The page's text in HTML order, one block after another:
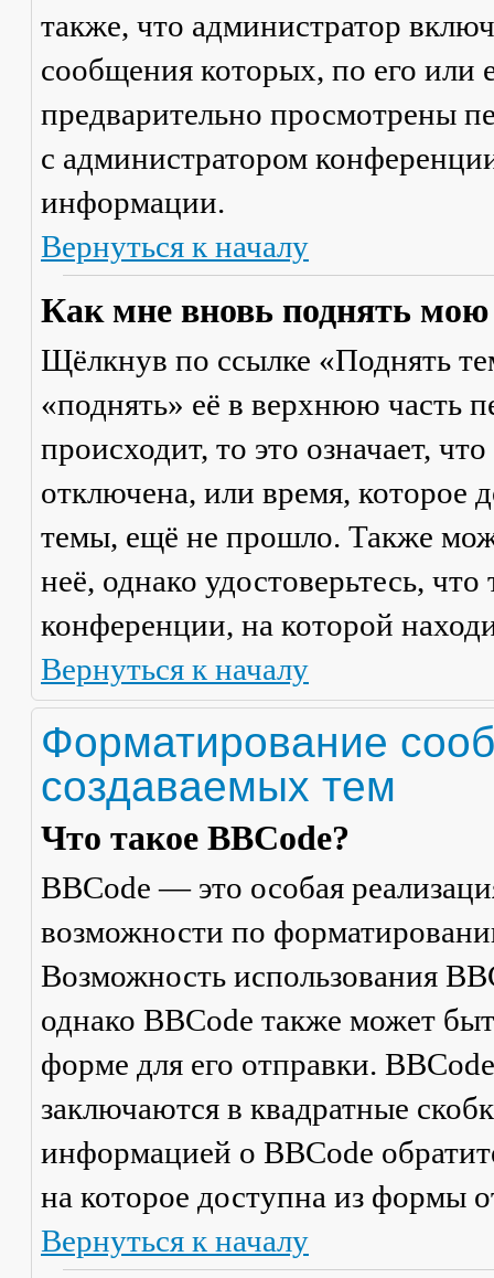
также, что администратор
сообщения которых, по его
предварительно просмотрены
с администратором
информации.
Вернуться к началу
Как мне вновь поднять мою
Щёлкнув по ссылке «Поднять
«поднять» её в верхнюю часть
происходит, то это означает,
отключена, или время, которое
темы, ещё не прошло. Также
неё, однако удостоверьтесь,
конференции, на которой
Вернуться к началу
Форматирование
создаваемых тем
Что такое BBCode?
BBCode — это особая
возможности по
Возможность использования
однако BBCode также может
форме для его отправки.
заключаются в квадратные
информацией о BBCode
на которое доступна из формы
Вернуться к началу